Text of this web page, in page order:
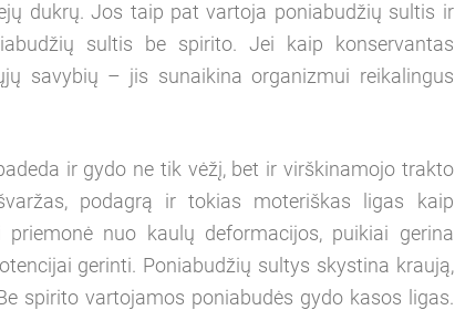
dukrų. Jos taip pat vartoja poniabudžių sultis ir
sultis be spirito. Jei kaip konservantas
savybių – jis sunaikina organizmui reikalingus
ir gydo ne tik vėžį, bet ir virškinamojo trakto
podagrą ir tokias moteriškas ligas kaip
nuo kaulų deformacijos, puikiai gerina
gerinti. Poniabudžių sultys skystina kraują,
spirito vartojamos poniabudės gydo kasos ligas.